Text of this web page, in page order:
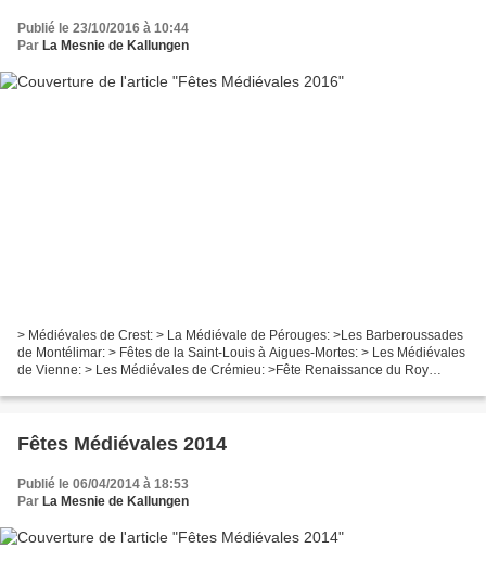
Publié le 23/10/2016 à 10:44
Par La Mesnie de Kallungen
> Médiévales de Crest: > La Médiévale de Pérouges: >Les Barberoussades
de Montélimar: > Fêtes de la Saint-Louis à Aigues-Mortes: > Les Médiévales
de Vienne: > Les Médiévales de Crémieu: >Fête Renaissance du Roy
Fêtes Médiévales 2014
Publié le 06/04/2014 à 18:53
Par La Mesnie de Kallungen